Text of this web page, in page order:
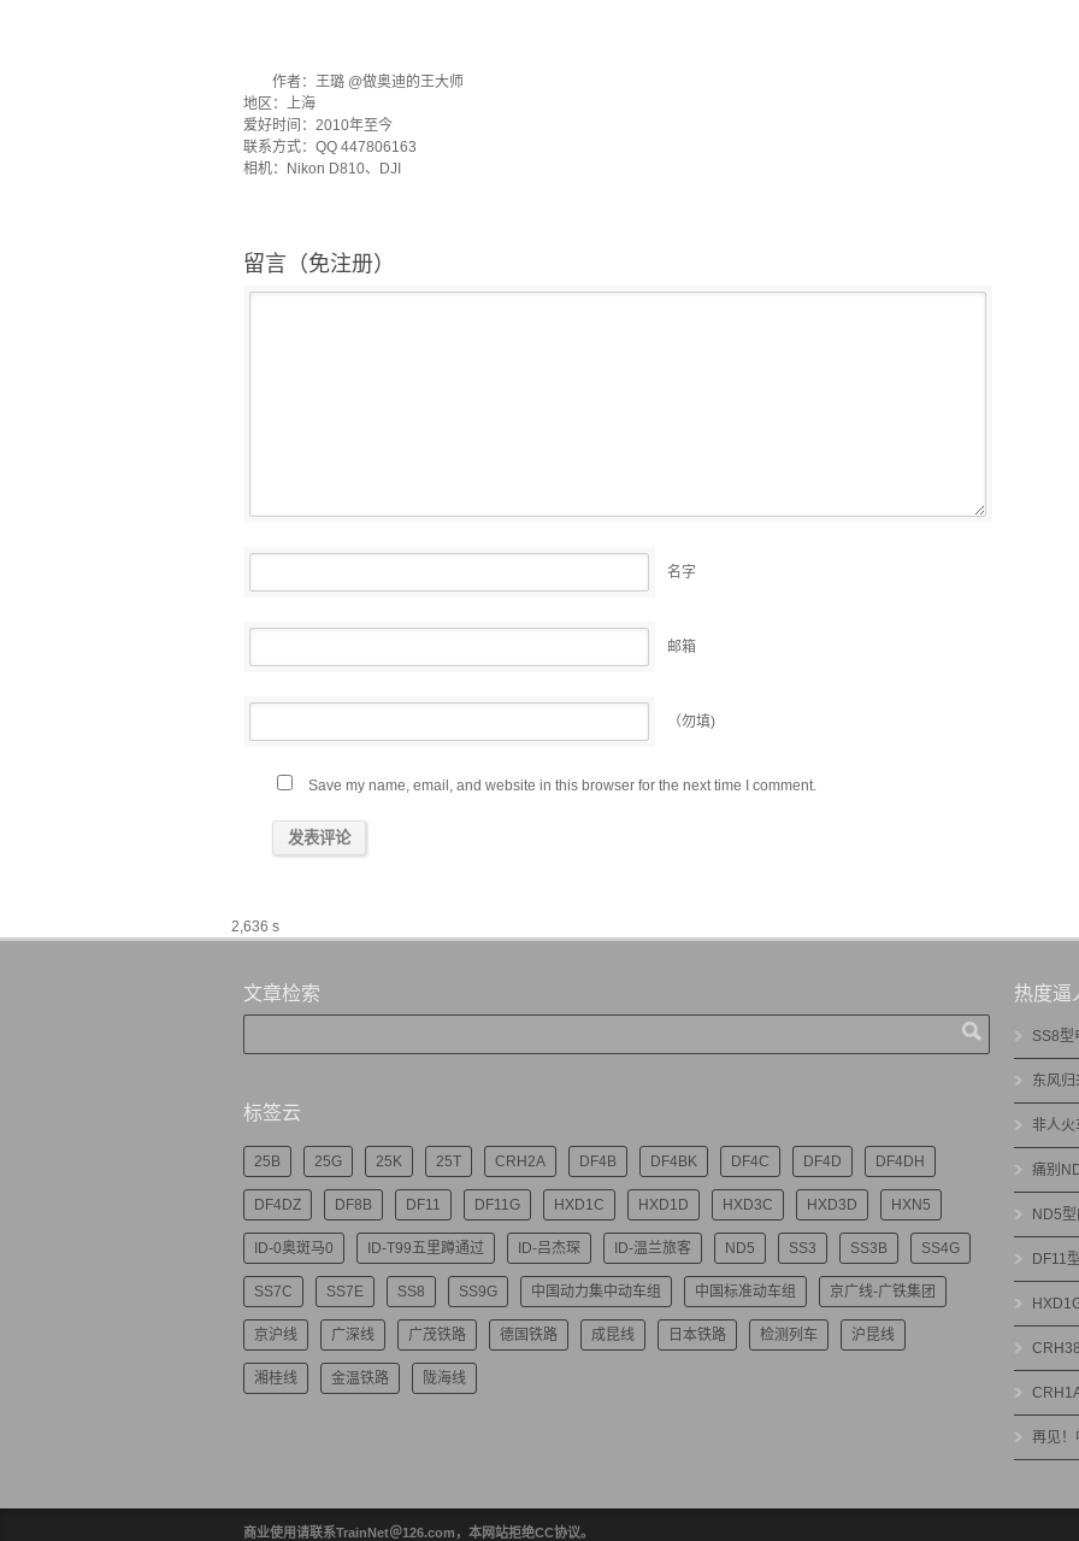
作者：王璐 @做奥迪的王大师
地区：上海
爱好时间：2010年至今
联系方式：QQ 447806163
相机：Nikon D810、DJI
留言（免注册）
名字
邮箱
（勿填)
Save my name, email, and website in this browser for the next time I comment.
2,636 s
文章检索
标签云
25B 25G 25K 25T CRH2A DF4B DF4BK DF4C DF4D DF4DH
DF4DZ DF8B DF11 DF11G HXD1C HXD1D HXD3C HXD3D HXN5
ID-0奥斑马0 ID-T99五里蹲通过 ID-吕杰琛 ID-温兰旅客 ND5 SS3 SS3B SS4G
SS7C SS7E SS8 SS9G 中国动力集中动车组 中国标准动车组 京广线-广铁集团
京沪线 广深线 广茂铁路 德国铁路 成昆线 日本铁路 检测列车 沪昆线
湘桂线 金温铁路 陇海线
热度逼
SS8型
东风
非人火
痛别
ND5
DF11
再见！
商业使用请联系TrainNet＠126.com，本网站拒绝CC协议。